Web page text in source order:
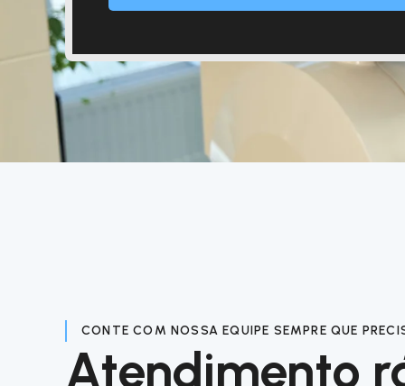
CONTE COM NOSSA EQUIPE SEMPRE QUE
Atendimento